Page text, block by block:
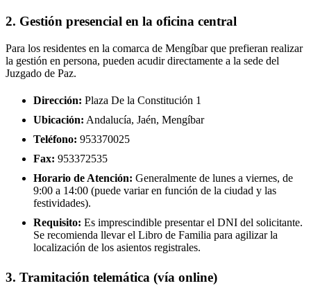
2. Gestión presencial en la oficina central
Para los residentes en la comarca de Mengíbar que prefieran realizar
la gestión en persona, pueden acudir directamente a la sede del
Juzgado de Paz.
Dirección: Plaza De la Constitución 1
Ubicación: Andalucía, Jaén, Mengíbar
Teléfono: 953370025
Fax: 953372535
Horario de Atención: Generalmente de lunes a viernes, de
9:00 a 14:00 (puede variar en función de la ciudad y las
festividades).
Requisito: Es imprescindible presentar el DNI del solicitante.
Se recomienda llevar el Libro de Familia para agilizar la
localización de los asientos registrales.
3. Tramitación telemática (vía online)